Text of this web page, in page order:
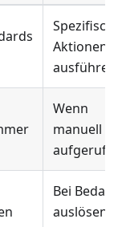
Aktionen
ausführen
Wenn
manuell
Bei Bedarf
auslösen